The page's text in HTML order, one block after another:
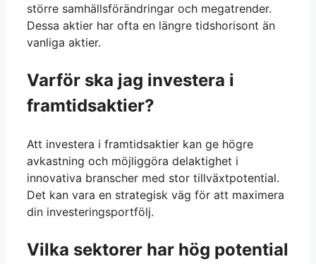
större samhällsförändringar och megatrender.
Dessa aktier har ofta en längre tidshorisont än
vanliga aktier.
Varför ska jag investera i
framtidsaktier?
Att investera i framtidsaktier kan ge högre
avkastning och möjliggöra delaktighet i
innovativa branscher med stor tillväxtpotential.
Det kan vara en strategisk väg för att maximera
din investeringsportfölj.
Vilka sektorer har hög potential